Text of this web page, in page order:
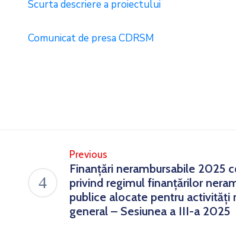
Scurta descriere a proiectului
Comunicat de presa CDRSM
Previous
Finanțări nerambursabile
privind regimul finanțărilor
publice alocate pentru activități
general – Sesiunea a III-a 2025